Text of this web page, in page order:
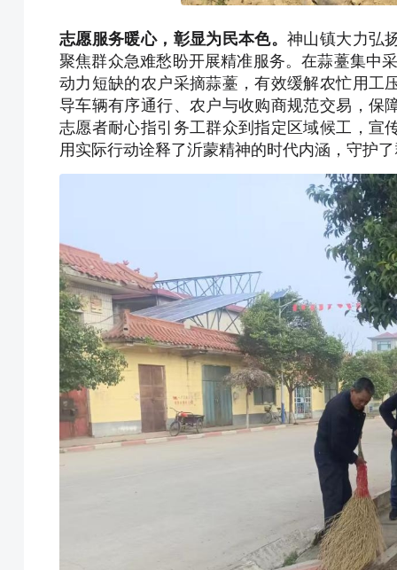
志愿服务暖心，彰显为民本色。神山镇大力弘
聚焦群众急难愁盼开展精准服务。在蒜薹集中
动力短缺的农户采摘蒜薹，有效缓解农忙用工
导车辆有序通行、农户与收购商规范交易，保
志愿者耐心指引务工群众到指定区域候工，宣
用实际行动诠释了沂蒙精神的时代内涵，守护